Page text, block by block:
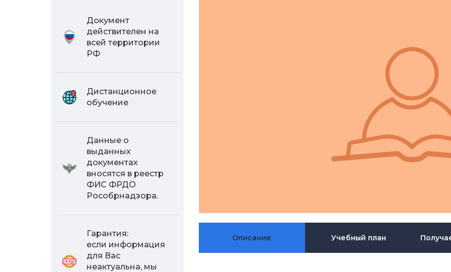
Документ
действителен на
всей территории
РФ
Дистанционное
обучение
Данные о
выданных
документах
вносятся в реестр
ФИС ФРДО
Рособрнадзора.
Гарантия:
если информация
для Вас
неактуальна, мы
Описание Учебный план